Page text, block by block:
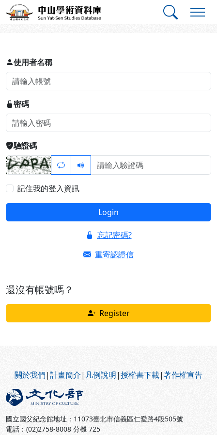
跳到主要內容
中山學術資料庫
登入
使用者名稱
密碼
驗證碼
記住我的登入資訊
Login
忘記密碼?
重寄認證信
還沒有帳號嗎？
Register
關於我們|計畫簡介| 凡例說明|授權書下載|著作權宣告
國立國父紀念館地址：11073臺北市信義區仁愛路4段505號
電話：(02)2758-8008 分機 725